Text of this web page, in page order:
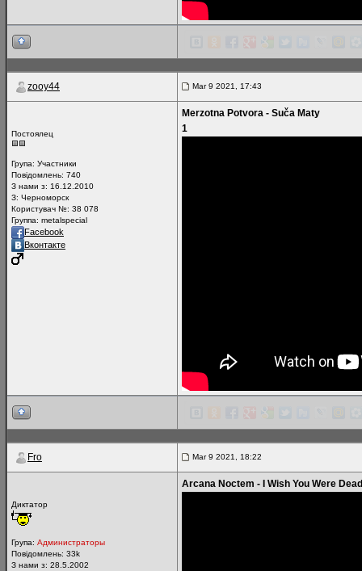
zooy44 Mar 9 2021, 17:43
Постоялец
Група: Участники
Повідомлень: 740
З нами з: 16.12.2010
З: Черноморск
Користувач №: 38 078
Группа: metalspecial
Facebook
Вконтакте
Merzotna Potvora - Suča Maty
1
Fro Mar 9 2021, 18:22
Диктатор
Група: Администраторы
Повідомлень: 33k
З нами з: 28.5.2002
Arcana Noctem - I Wish You Were Dead